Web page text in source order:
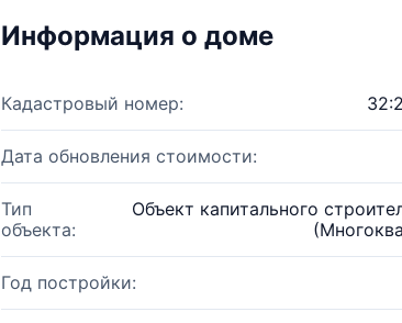
Информация о доме
Кадастровый номер:
Дата обновления стоимости:
Тип
объекта:
Объект капитального
Год постройки: